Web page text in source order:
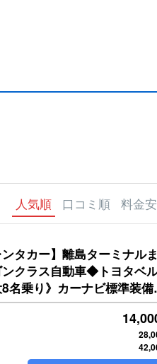
人気順 口コミ順 料金
タカー】離島ターミナル
クラス自動車◆トヨタベ
名乗り》カーナビ標準装備